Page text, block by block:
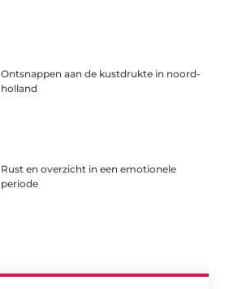
Ontsnappen aan de kustdrukte in noord-
holland
Rust en overzicht in een emotionele
periode